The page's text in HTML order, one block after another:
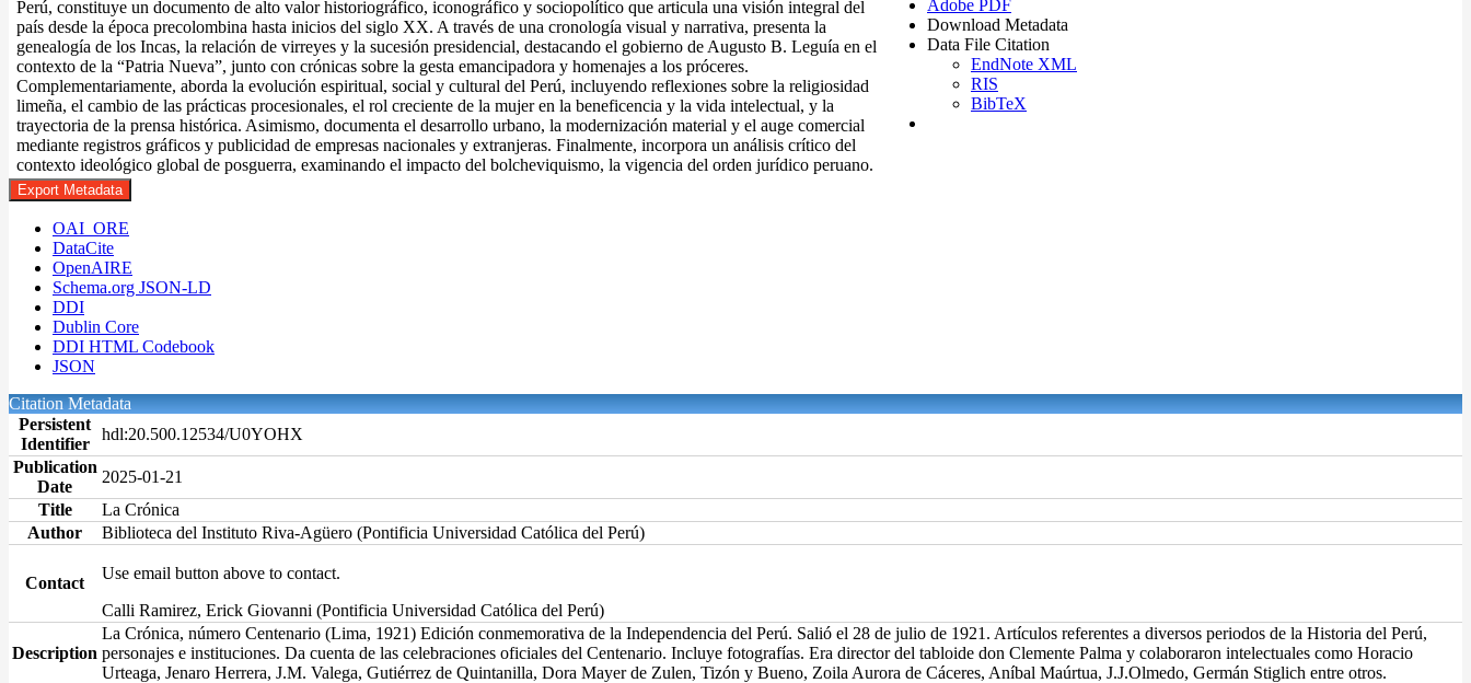
Perú, constituye un documento de alto valor historiográfico, iconográfico y sociopolítico que articula una visión integral del
país desde la época precolombina hasta inicios del siglo XX. A través de una cronología visual y narrativa, presenta la
genealogía de los Incas, la relación de virreyes y la sucesión presidencial, destacando el gobierno de Augusto B. Leguía en el
contexto de la “Patria Nueva”, junto con crónicas sobre la gesta emancipadora y homenajes a los próceres.
Complementariamente, aborda la evolución espiritual, social y cultural del Perú, incluyendo reflexiones sobre la religiosidad
limeña, el cambio de las prácticas procesionales, el rol creciente de la mujer en la beneficencia y la vida intelectual, y la
trayectoria de la prensa histórica. Asimismo, documenta el desarrollo urbano, la modernización material y el auge comercial
mediante registros gráficos y publicidad de empresas nacionales y extranjeras. Finalmente, incorpora un análisis crítico del
contexto ideológico global de posguerra, examinando el impacto del bolcheviquismo, la vigencia del orden jurídico peruano.
Adobe PDF
Download Metadata
Data File Citation
EndNote XML
RIS
BibTeX
Export Metadata
OAI_ORE
DataCite
OpenAIRE
Schema.org JSON-LD
DDI
Dublin Core
DDI HTML Codebook
JSON
Citation Metadata
Persistent
Identifier
hdl:20.500.12534/U0YOHX
Publication
Date
2025-01-21
Title
La Crónica
Author
Biblioteca del Instituto Riva-Agüero (Pontificia Universidad Católica del Perú)
Contact
Use email button above to contact.
Calli Ramirez, Erick Giovanni (Pontificia Universidad Católica del Perú)
Description
La Crónica, número Centenario (Lima, 1921) Edición conmemorativa de la Independencia del Perú. Salió el 28 de julio de 1921. Artículos referentes a diversos periodos de la Historia del Perú,
personajes e instituciones. Da cuenta de las celebraciones oficiales del Centenario. Incluye fotografías. Era director del tabloide don Clemente Palma y colaboraron intelectuales como Horacio
Urteaga, Jenaro Herrera, J.M. Valega, Gutiérrez de Quintanilla, Dora Mayer de Zulen, Tizón y Bueno, Zoila Aurora de Cáceres, Aníbal Maúrtua, J.J.Olmedo, Germán Stiglich entre otros.